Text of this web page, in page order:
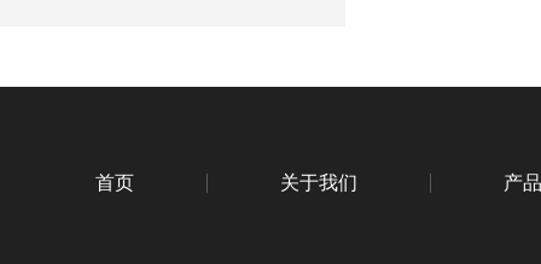
首页 关于我们 产